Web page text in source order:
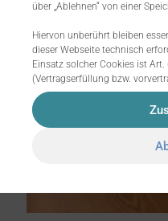
über „Ablehnen“ von einer
Hiervon unberührt bleiben
dieser Webseite technisch
Einsatz solcher Cookies ist Art.
(Vertragserfüllung bzw.